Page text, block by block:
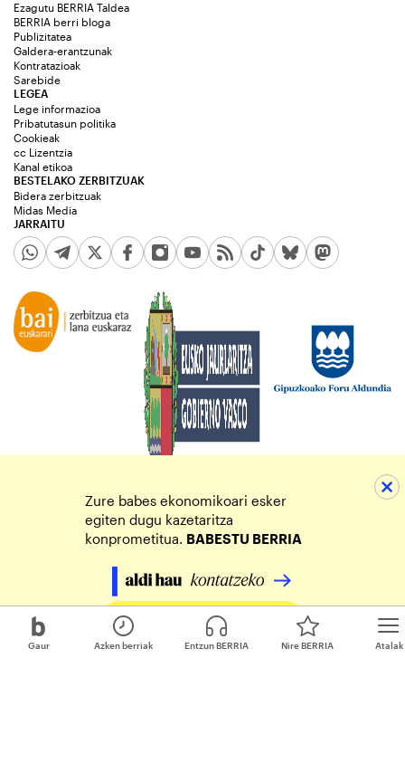
Gaur Atalak
Azken berriak Entzun BERRIA Nire BERRIA
Ezagutu BERRIA Taldea
BERRIA berri bloga
Publizitatea
Galdera-erantzunak
Kontratazioak
Sarebide
JARRAITU
LEGEA
Lege informazioa
Pribatutasun politika
Cookieak
cc Lizentzia
Kanal etikoa
BESTELAKO ZERBITZUAK
Bidera zerbitzuak
Midas Media
Zure babes ekonomikoari esker
egiten dugu kazetaritza
konprometitua. BABESTU BERRIA
Egin zure ekarpena